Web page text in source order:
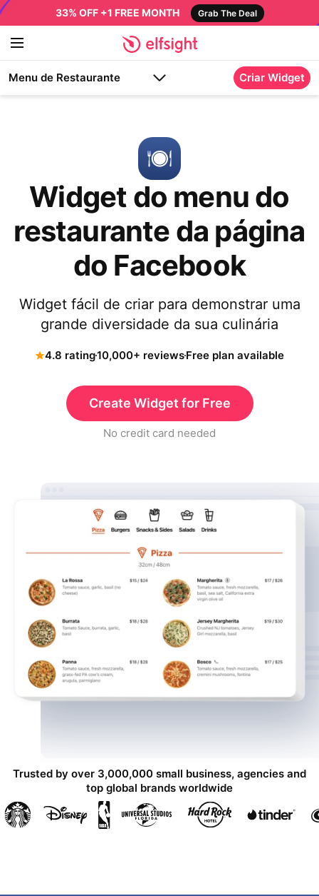
33% OFF +1 FREE MONTH Grab The Deal
Menu de Restaurante Criar Widget
Widget do menu do
restaurante da página
do Facebook
Widget fácil de criar para demonstrar uma
grande diversidade da sua culinária
4.8 rating10,000+ reviewsFree plan available
Create Widget for Free
No credit card needed
Trusted by over 3,000,000 small business, agencies and
top global brands worldwide